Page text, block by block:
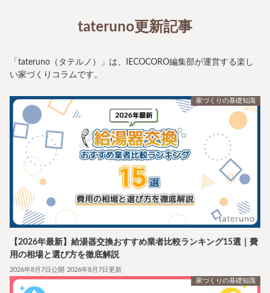
tateruno更新記事
「tateruno（タテルノ）」は、IECOCORO編集部が運営する楽し
い家づくりコラムです。
家づくりの基礎知識
【2026年最新】給湯器交換おすすめ業者比較ランキング15選｜費
用の相場と選び方を徹底解説
2026年8月7日公開 2026年8月7日更新
家づくりの基礎知識